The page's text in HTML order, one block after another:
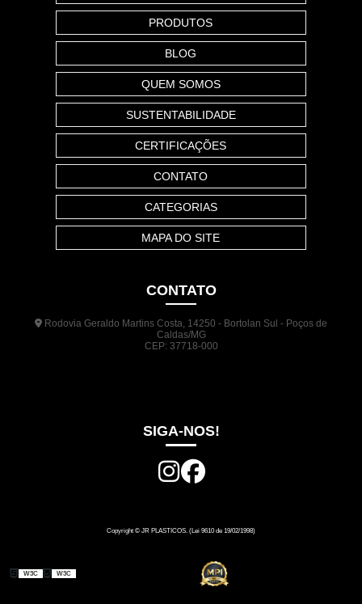
PRODUTOS
BLOG
QUEM SOMOS
SUSTENTABILIDADE
CERTIFICAÇÕES
CONTATO
CATEGORIAS
MAPA DO SITE
CONTATO
Rodovia Geraldo Martins Costa, 14250 - Bortolan Sul - Poços de
Caldas/MG
CEP: 37718-000
SIGA-NOS!
Copyright © JR PLASTICOS. (Lei 9610 de 19/02/1998)
W3C W3C